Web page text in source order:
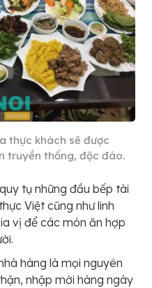
thực khách sẽ được
truyền thống, độc đáo.
tụ những đầu bếp tài
Việt cũng như linh
vị để các món ăn hợp
hàng là mọi nguyên
nhập mới hàng ngày